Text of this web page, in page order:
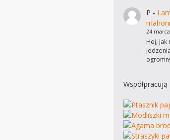
P -
24
Hej, jak